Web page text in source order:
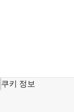
쿠키 정보